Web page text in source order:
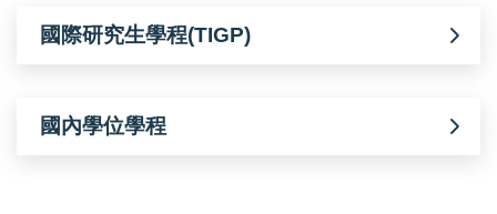
國際研究生學程(TIGP)
國內學位學程